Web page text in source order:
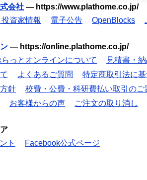
会社 — https://www.plathome.co.jp/
資家情報 電子公告 OpenBlocks
— https://online.plathome.co.jp/
らっとオンラインについて
見積書・
よくあるご質問
特定商取引法に
針
校費・公費・科研費払い取引のご
お客様からの声 ご注文の取り消し
ト
Facebook公式ページ